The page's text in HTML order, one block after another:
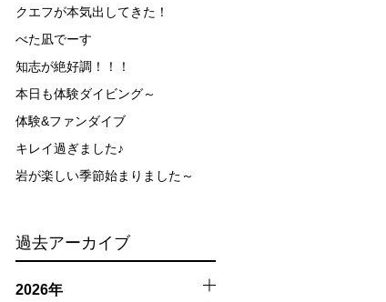
クエフが本気出してきた！
べた凪でーす
知志が絶好調！！！
本日も体験ダイビング～
体験&ファンダイブ
キレイ過ぎました♪
岩が楽しい季節始まりました～
過去アーカイブ
2026年
お断りする場合があります。スキンダイビングの経
さい。これまでの経験については当日ご申告いただ
傷害や損害が発生する場合があります。またホエー